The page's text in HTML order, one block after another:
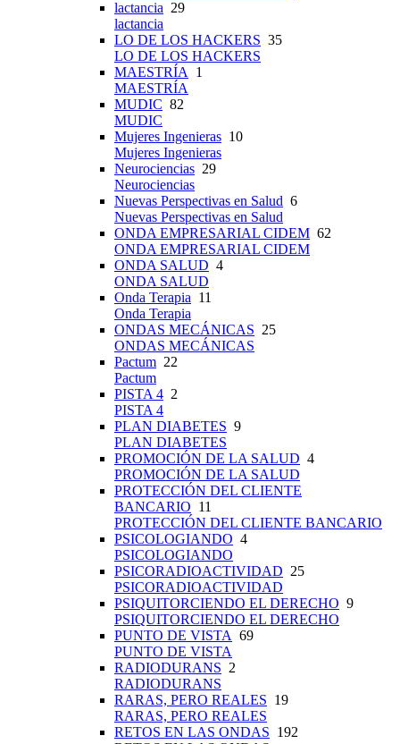
lactancia 29
lactancia
LO DE LOS HACKERS 35
LO DE LOS HACKERS
MAESTRÍA 1
MAESTRÍA
MUDIC 82
MUDIC
Mujeres Ingenieras 10
Mujeres Ingenieras
Neurociencias 29
Neurociencias
Nuevas Perspectivas en Salud 6
Nuevas Perspectivas en Salud
ONDA EMPRESARIAL CIDEM 62
ONDA EMPRESARIAL CIDEM
ONDA SALUD 4
ONDA SALUD
Onda Terapia 11
Onda Terapia
ONDAS MECÁNICAS 25
ONDAS MECÁNICAS
Pactum 22
Pactum
PISTA 4 2
PISTA 4
PLAN DIABETES 9
PLAN DIABETES
PROMOCIÓN DE LA SALUD 4
PROMOCIÓN DE LA SALUD
PROTECCIÓN DEL CLIENTE
BANCARIO 11
PROTECCIÓN DEL CLIENTE BANCARIO
PSICOLOGIANDO 4
PSICOLOGIANDO
PSICORADIOACTIVIDAD 25
PSICORADIOACTIVIDAD
PSIQUITORCIENDO EL DERECHO 9
PSIQUITORCIENDO EL DERECHO
PUNTO DE VISTA 69
PUNTO DE VISTA
RADIODURANS 2
RADIODURANS
RARAS, PERO REALES 19
RARAS, PERO REALES
RETOS EN LAS ONDAS 192